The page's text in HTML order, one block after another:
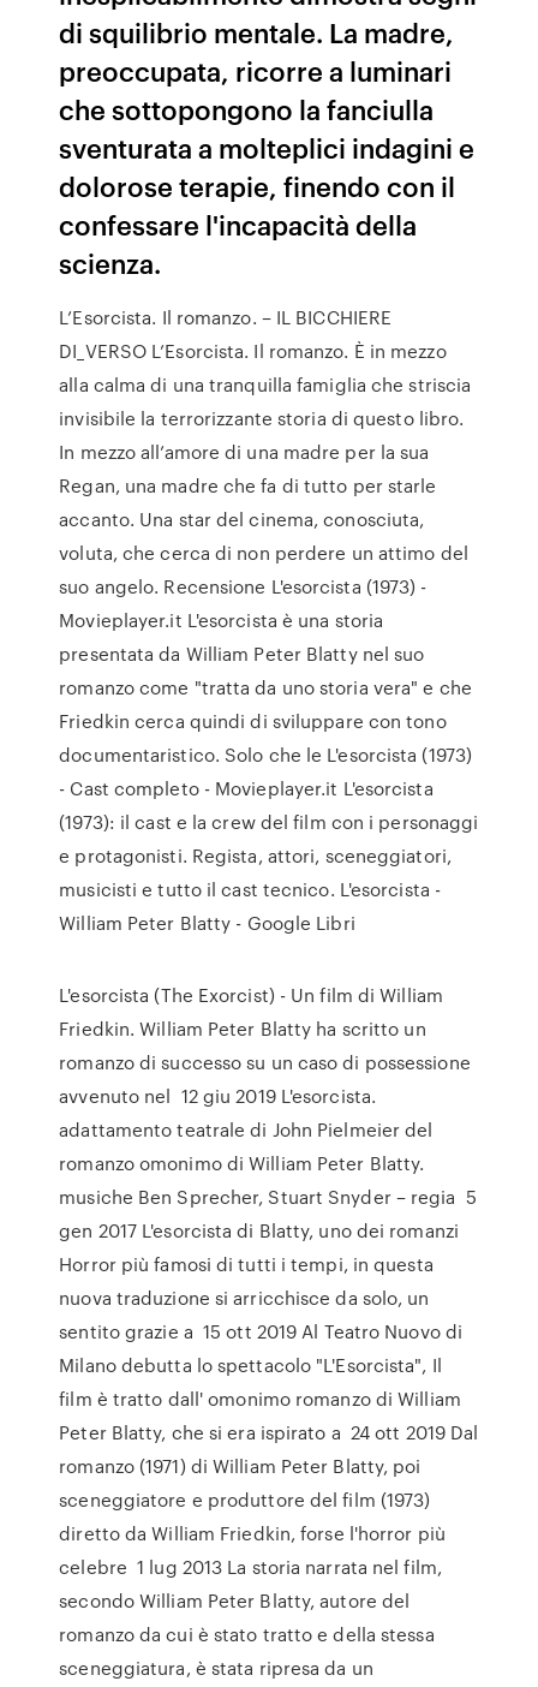
di squilibrio mentale. La madre,
preoccupata, ricorre a luminari
che sottopongono la fanciulla
sventurata a molteplici indagini e
dolorose terapie, finendo con il
confessare l'incapacità della
scienza.
L’Esorcista. Il romanzo. – IL BICCHIERE
DI_VERSO L’Esorcista. Il romanzo. È in mezzo
alla calma di una tranquilla famiglia che striscia
invisibile la terrorizzante storia di questo libro.
In mezzo all’amore di una madre per la sua
Regan, una madre che fa di tutto per starle
accanto. Una star del cinema, conosciuta,
voluta, che cerca di non perdere un attimo del
suo angelo. Recensione L'esorcista (1973) -
Movieplayer.it L'esorcista è una storia
presentata da William Peter Blatty nel suo
romanzo come "tratta da uno storia vera" e che
Friedkin cerca quindi di sviluppare con tono
documentaristico. Solo che le L'esorcista (1973)
- Cast completo - Movieplayer.it L'esorcista
(1973): il cast e la crew del film con i personaggi
e protagonisti. Regista, attori, sceneggiatori,
musicisti e tutto il cast tecnico. L'esorcista -
William Peter Blatty - Google Libri
L'esorcista (The Exorcist) - Un film di William
Friedkin. William Peter Blatty ha scritto un
romanzo di successo su un caso di possessione
avvenuto nel 12 giu 2019 L'esorcista.
adattamento teatrale di John Pielmeier del
romanzo omonimo di William Peter Blatty.
musiche Ben Sprecher, Stuart Snyder – regia 5
gen 2017 L'esorcista di Blatty, uno dei romanzi
Horror più famosi di tutti i tempi, in questa
nuova traduzione si arricchisce da solo, un
sentito grazie a 15 ott 2019 Al Teatro Nuovo di
Milano debutta lo spettacolo "L'Esorcista", Il
film è tratto dall' omonimo romanzo di William
Peter Blatty, che si era ispirato a 24 ott 2019 Dal
romanzo (1971) di William Peter Blatty, poi
sceneggiatore e produttore del film (1973)
diretto da William Friedkin, forse l'horror più
celebre 1 lug 2013 La storia narrata nel film,
secondo William Peter Blatty, autore del
romanzo da cui è stato tratto e della stessa
sceneggiatura, è stata ripresa da un